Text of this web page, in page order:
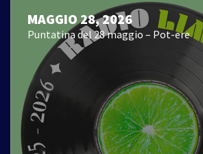
MAGGIO 28, 2026
Puntatina del 28 maggio – Pot-ere